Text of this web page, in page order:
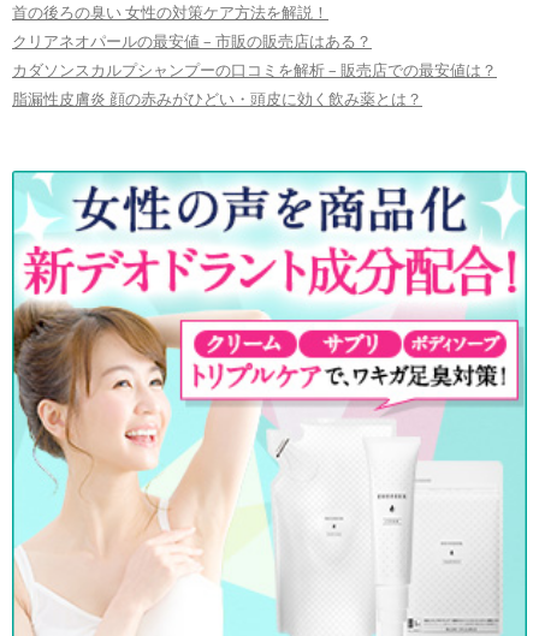
首の後ろの臭い 女性の対策ケア方法を解説！
クリアネオパールの最安値 – 市販の販売店はある？
カダソンスカルプシャンプーの口コミを解析 – 販売店での最安値は？
脂漏性皮膚炎 顔の赤みがひどい・頭皮に効く飲み薬とは？